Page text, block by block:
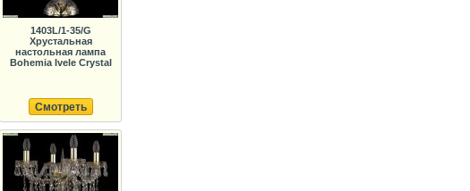
1403L/1-35/G
Хрустальная
настольная лампа
Bohemia Ivele Crystal
Смотреть